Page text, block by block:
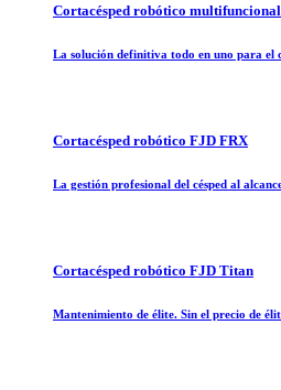
Cortacésped robótico
La solución definitiva todo en uno para el
Cortacésped robótico FJD FRX
La gestión profesional del césped al
Cortacésped robótico FJD Titan
Mantenimiento de élite. Sin el precio de